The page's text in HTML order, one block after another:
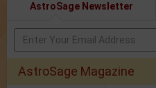
AstroSage Newsletter
AstroSage Magazine